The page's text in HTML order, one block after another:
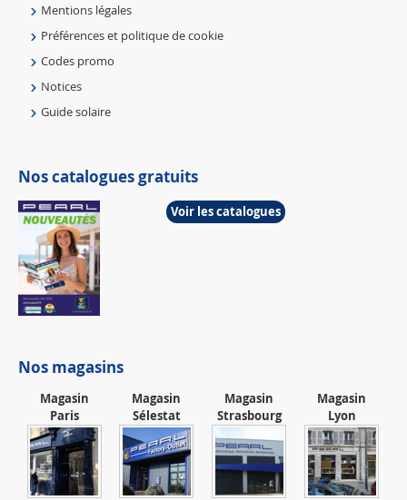
Mentions légales
Préférences et politique de cookie
Codes promo
Notices
Guide solaire
Nos catalogues gratuits
Voir les catalogues
Nos magasins
Magasin
Paris
Magasin
Sélestat
Magasin
Strasbourg
Magasin
Lyon